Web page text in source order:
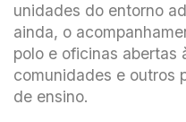
unidades do entorno
ainda, o
polo e oficinas abertas
comunidades e outros
de ensino.